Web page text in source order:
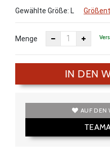
Gewählte Größe: L
Menge
IN DEN
AUF DEN